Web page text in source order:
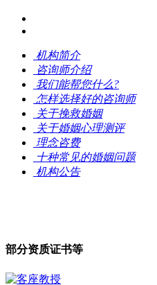
机构简介
咨询师介绍
我们能帮您什么?
怎样选择好的咨询师
关于挽救婚姻
关于婚姻心理测评
理念咨费
十种常见的婚姻问题
机构公告
部分资质证书等